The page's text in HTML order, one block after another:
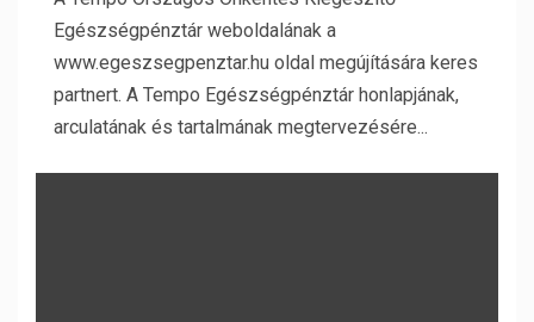
Egészségpénztár weboldalának a
www.egeszsegpenztar.hu oldal megújítására keres
partnert. A Tempo Egészségpénztár honlapjának,
arculatának és tartalmának megtervezésére...